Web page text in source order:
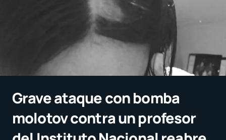
Grave ataque con bomba
molotov contra un profesor